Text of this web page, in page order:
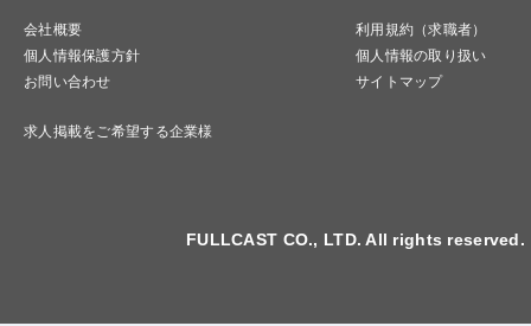
会社概要
利用規約（求職者）
個人情報保護方針
個人情報の取り扱い
お問い合わせ
サイトマップ
求人掲載をご希望する企業様
FULLCAST CO., LTD. All rights reserved.